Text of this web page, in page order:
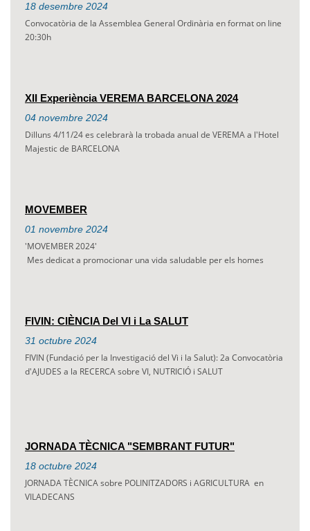
18 desembre 2024
Convocatòria de la Assemblea General Ordinària en format on line
20:30h
XII Experiència VEREMA BARCELONA 2024
04 novembre 2024
Dilluns 4/11/24 es celebrarà la trobada anual de VEREMA a l'Hotel
Majestic de BARCELONA
MOVEMBER
01 novembre 2024
'MOVEMBER 2024'
Mes dedicat a promocionar una vida saludable per els homes
FIVIN: CIÈNCIA Del VI i La SALUT
31 octubre 2024
FIVIN (Fundació per la Investigació del Vi i la Salut): 2a Convocatòria
d'AJUDES a la RECERCA sobre VI, NUTRICIÓ i SALUT
JORNADA TÈCNICA "SEMBRANT FUTUR"
18 octubre 2024
JORNADA TÈCNICA sobre POLINITZADORS i AGRICULTURA en
VILADECANS